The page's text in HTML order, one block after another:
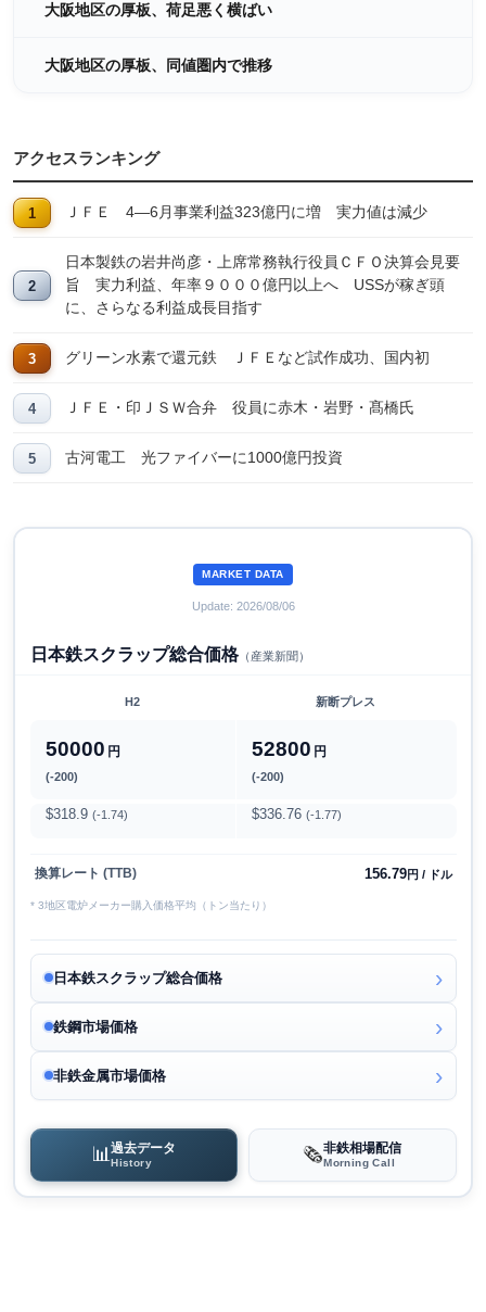
大阪地区の厚板、荷足悪く横ばい
大阪地区の厚板、同値圏内で推移
アクセスランキング
ＪＦＥ 4―6月事業利益323億円に増 実力値は減少
日本製鉄の岩井尚彦・上席常務執行役員ＣＦＯ決算会見要
旨 実力利益、年率９０００億円以上へ USSが稼ぎ頭
に、さらなる利益成長目指す
グリーン水素で還元鉄 ＪＦＥなど試作成功、国内初
ＪＦＥ・印ＪＳＷ合弁 役員に赤木・岩野・髙橋氏
古河電工 光ファイバーに1000億円投資
MARKET DATA
Update: 2026/08/06
日本鉄スクラップ総合価格（産業新聞）
H2 新断プレス
50000 円
(-200)
52800 円
(-200)
$318.9 (-1.74) $336.76 (-1.77)
換算レート (TTB) 156.79円 / ドル
* 3地区電炉メーカー購入価格平均（トン当たり）
日本鉄スクラップ総合価格
鉄鋼市場価格
非鉄金属市場価格
📊過去データ
History 🗞️非鉄相場配信
Morning Call